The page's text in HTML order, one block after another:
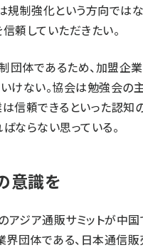
規制強化という方向ではな
頼していただきたい。
団体であるため、加盟企
けない。協会は勉強会の
信頼できるといった認知
ならない思っている。
意識を
アジア通販サミットが中
界団体である、日本通信販